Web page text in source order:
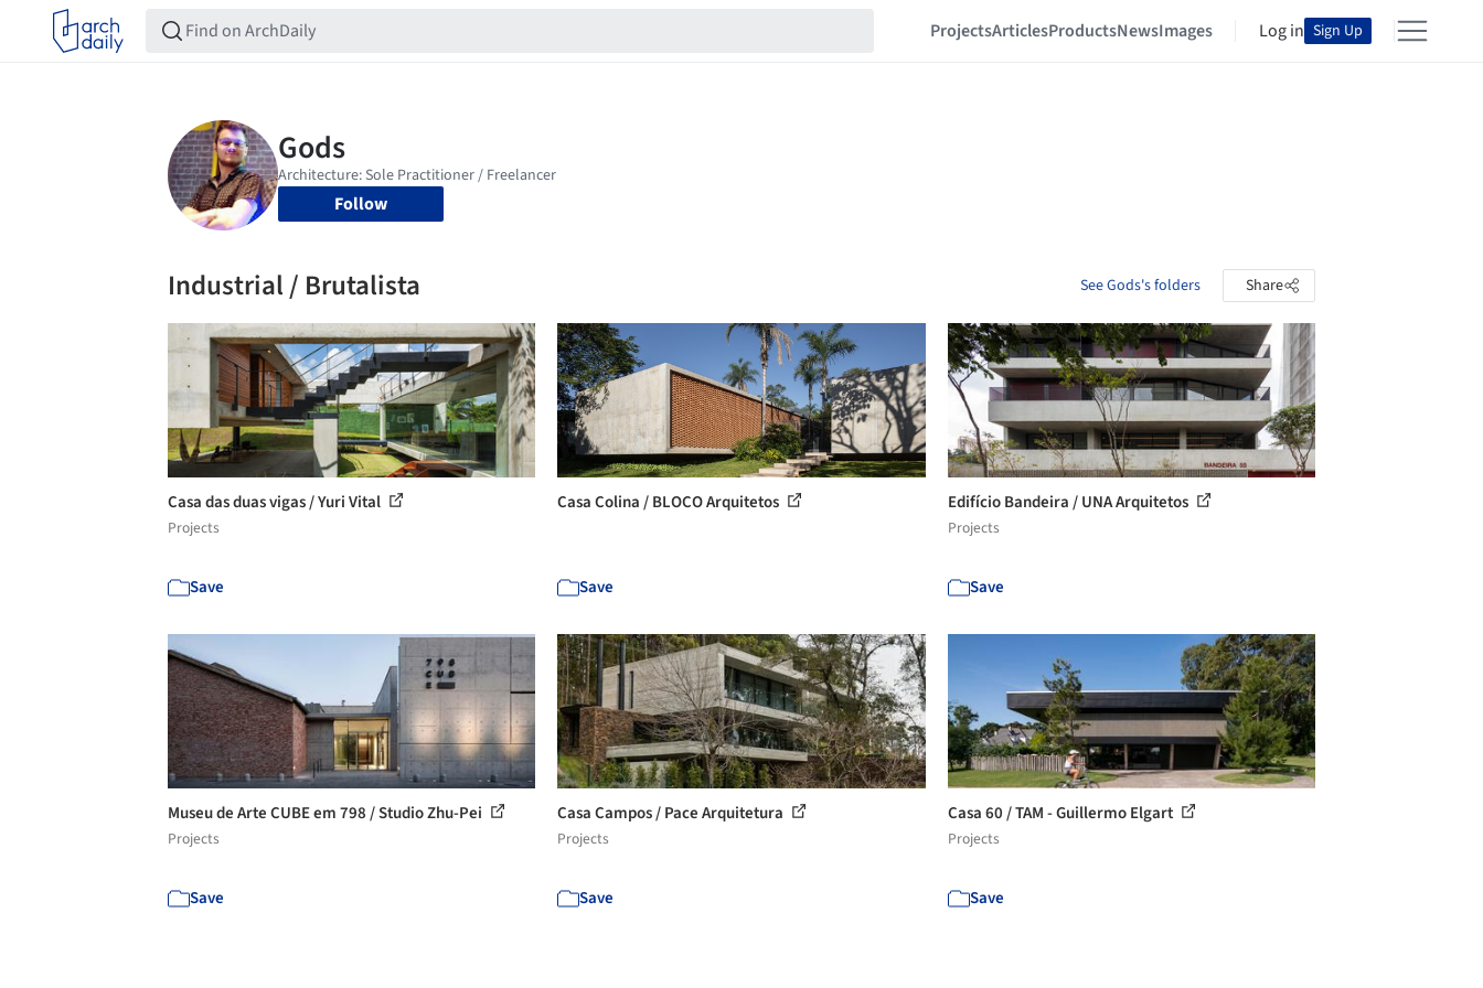
ProjectsArticlesProductsNewsImages Log in Sign Up
Follow
Industrial / Brutalista See Gods's folders Share
Casa das duas vigas / Yuri Vital
Projects
Save
Casa Colina / BLOCO Arquitetos
Save
Edifício Bandeira / UNA Arquitetos
Projects
Save
Museu de Arte CUBE em 798 / Studio Zhu-Pei
Projects
Save
Casa Campos / Pace Arquitetura
Projects
Save
Casa 60 / TAM - Guillermo Elgart
Projects
Save